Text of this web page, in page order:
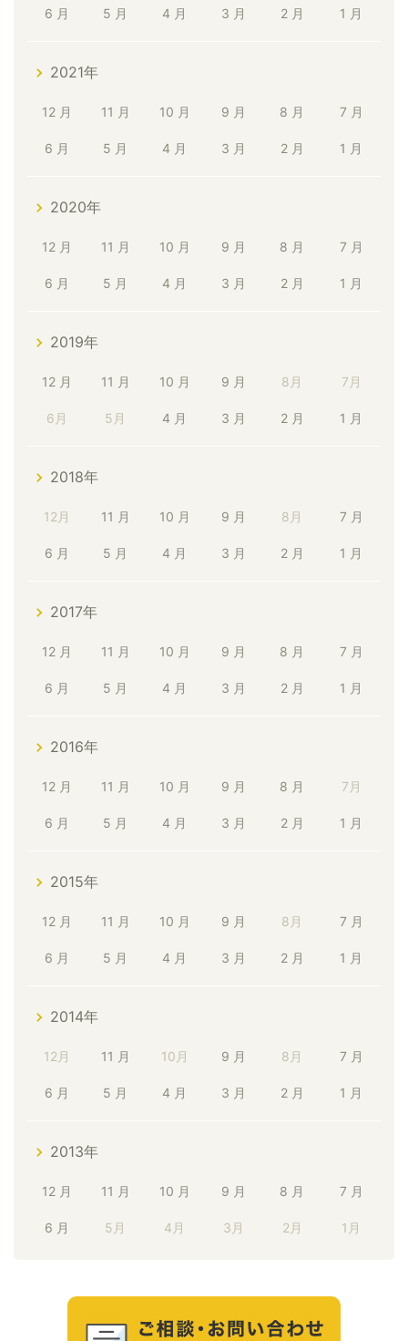
6 月 5 月 4 月 3 月 2 月 1 月
2021年
12 月 11 月 10 月 9 月 8 月 7 月
6 月 5 月 4 月 3 月 2 月 1 月
2020年
12 月 11 月 10 月 9 月 8 月 7 月
6 月 5 月 4 月 3 月 2 月 1 月
2019年
12 月 11 月 10 月 9 月 8月 7月
6月 5月 4 月 3 月 2 月 1 月
2018年
12月 11 月 10 月 9 月 8月 7 月
6 月 5 月 4 月 3 月 2 月 1 月
2017年
12 月 11 月 10 月 9 月 8 月 7 月
6 月 5 月 4 月 3 月 2 月 1 月
2016年
12 月 11 月 10 月 9 月 8 月 7月
6 月 5 月 4 月 3 月 2 月 1 月
2015年
12 月 11 月 10 月 9 月 8月 7 月
6 月 5 月 4 月 3 月 2 月 1 月
2014年
12月 11 月 10月 9 月 8月 7 月
6 月 5 月 4 月 3 月 2 月 1 月
2013年
12 月 11 月 10 月 9 月 8 月 7 月
6 月 5月 4月 3月 2月 1月